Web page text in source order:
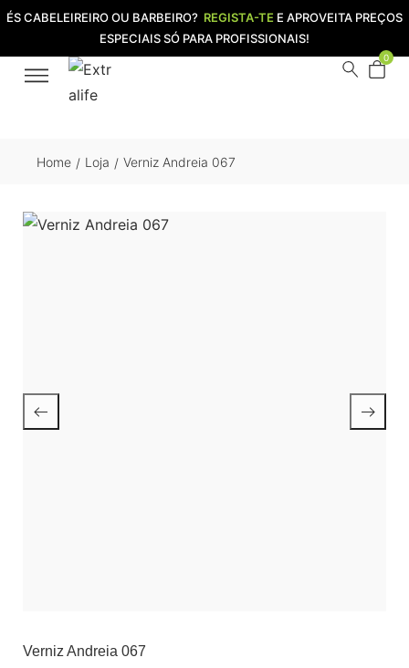
ÉS CABELEIREIRO OU BARBEIRO? REGISTA-TE E APROVEITA PREÇOS
ESPECIAIS SÓ PARA PROFISSIONAIS!
0
Home / Loja / Verniz Andreia 067
Verniz Andreia 067